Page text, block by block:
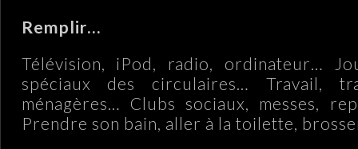
Remplir…
Télévision, iPod, radio, ordinateur…
spéciaux des circulaires… Travail,
ménagères… Clubs sociaux, messes,
Prendre son bain, aller à la toilette,